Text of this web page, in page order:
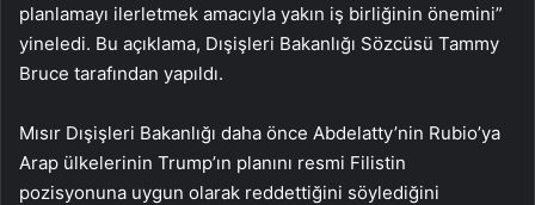
planlamayı ilerletmek amacıyla yakın iş birliğinin önemini”
yineledi. Bu açıklama, Dışişleri Bakanlığı Sözcüsü Tammy
Bruce tarafından yapıldı.
Mısır Dışişleri Bakanlığı daha önce Abdelatty’nin Rubio’ya
Arap ülkelerinin Trump’ın planını resmi Filistin
pozisyonuna uygun olarak reddettiğini söylediğini